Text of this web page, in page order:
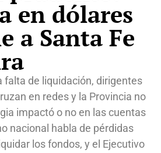
en dólares
a Santa Fe
falta de liquidación, dirigentes
en redes y la Provincia no
impactó o no en las cuentas
nacional habla de pérdidas
los fondos, y el Ejecutivo